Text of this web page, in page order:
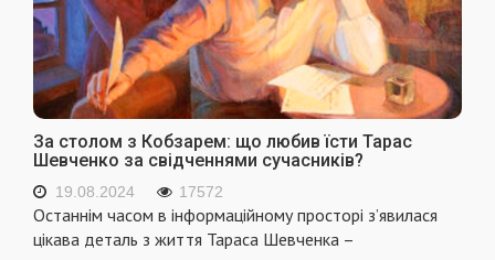
За столом з Кобзарем: що любив їсти Тарас
Шевченко за свідченнями сучасників?
19.08.2024 17572
Останнім часом в інформаційному просторі з’явилася
цікава деталь з життя Тараса Шевченка –